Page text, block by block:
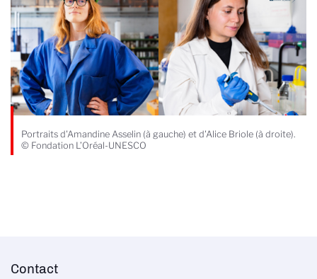
Portraits d'Amandine Asselin (à gauche) et d'Alice Briole (à droite).
© Fondation L’Oréal-UNESCO
Contact